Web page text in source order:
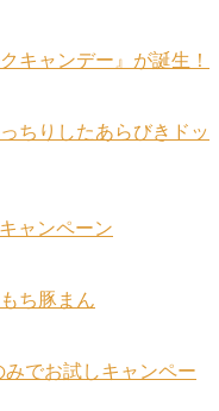
キャンデー』が誕生！
ちりしたあらびきドッ
ャンペーン
ち豚まん
でお試しキャンペー